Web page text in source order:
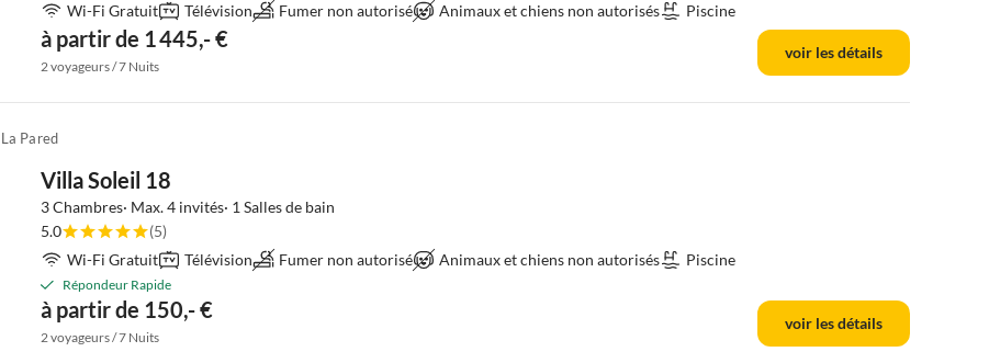
Wi-Fi Gratuit
Télévision Fumer non autorisé Animaux et chiens non autorisés Piscine
à partir de 1 445,- €
2 voyageurs / 7 Nuits
voir les détails
La Pared
Villa Soleil 18
3 Chambres· Max. 4 invités· 1 Salles de bain
5.0
(5)
Wi-Fi Gratuit
Télévision Fumer non autorisé Animaux et chiens non autorisés Piscine
Répondeur Rapide
à partir de 150,- €
2 voyageurs / 7 Nuits
voir les détails